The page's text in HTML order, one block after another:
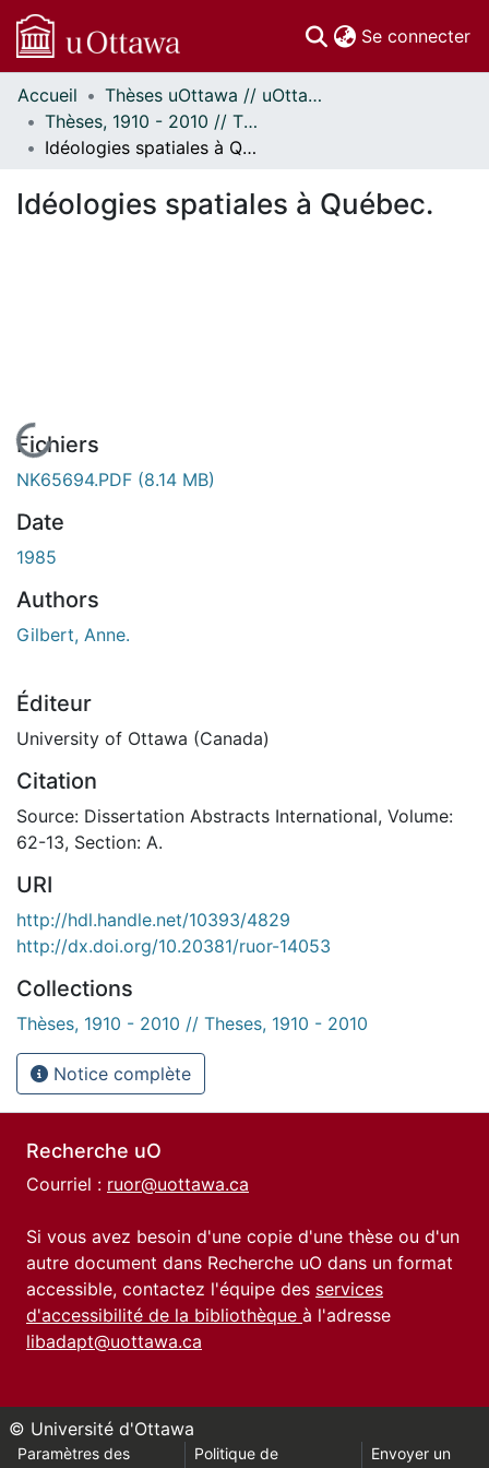
Se connecter
Communautés
et collections
Parcourir
À propos
Accueil
Thèses uOttawa // uOttawa Theses
Thèses, 1910 - 2010 // Theses, 1910 - 2010
Idéologies spatiales à Québec.
Idéologies spatiales à Québec.
En cours de chargement...
Fichiers
NK65694.PDF (8.14 MB)
Date
1985
Authors
Gilbert, Anne.
Éditeur
University of Ottawa (Canada)
Citation
Source: Dissertation Abstracts International, Volume:
62-13, Section: A.
URI
http://hdl.handle.net/10393/4829
http://dx.doi.org/10.20381/ruor-14053
Collections
Thèses, 1910 - 2010 // Theses, 1910 - 2010
Notice complète
Recherche uO
Courriel : ruor@uottawa.ca
Si vous avez besoin d'une copie d'une thèse ou d'un
autre document dans Recherche uO dans un format
accessible, contactez l'équipe des services
d'accessibilité de la bibliothèque à l'adresse
libadapt@uottawa.ca
© Université d'Ottawa
Paramètres des
Politique de
Envoyer un